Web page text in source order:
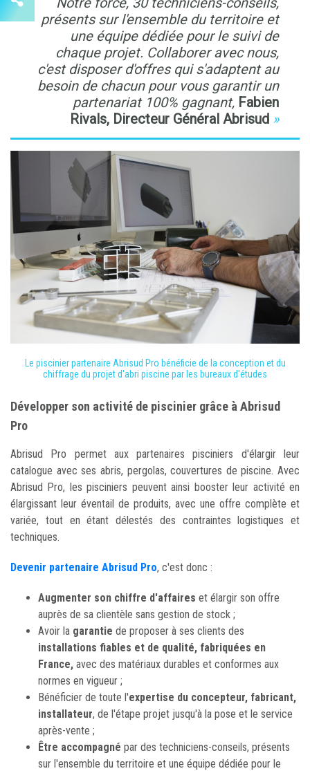
présents sur l'ensemble du territoire et
une équipe dédiée pour le suivi de
chaque projet. Collaborer avec nous,
c'est disposer d'offres qui s'adaptent au
besoin de chacun pour vous garantir un
partenariat 100% gagnant, Fabien
Rivals, Directeur Général Abrisud
Le piscinier partenaire Abrisud Pro bénéficie de la conception et du
chiffrage du projet d'abri piscine par les bureaux d'études
Développer son activité de piscinier grâce à Abrisud
Pro
Abrisud Pro permet aux partenaires pisciniers d'élargir leur
catalogue avec ses abris, pergolas, couvertures de piscine. Avec
Abrisud Pro, les pisciniers peuvent ainsi booster leur activité en
élargissant leur éventail de produits, avec une offre complète et
variée, tout en étant délestés des contraintes logistiques et
techniques.
Devenir partenaire Abrisud Pro, c'est donc :
Augmenter son chiffre d'affaires et élargir son offre
auprès de sa clientèle sans gestion de stock ;
Avoir la garantie de proposer à ses clients des
installations fiables et de qualité, fabriquées en
France, avec des matériaux durables et conformes aux
normes en vigueur ;
Bénéficier de toute l'expertise du concepteur, fabricant,
installateur, de l'étape projet jusqu'à la pose et le service
après-vente ;
Être accompagné par des techniciens-conseils, présents
sur l'ensemble du territoire et une équipe dédiée pour le